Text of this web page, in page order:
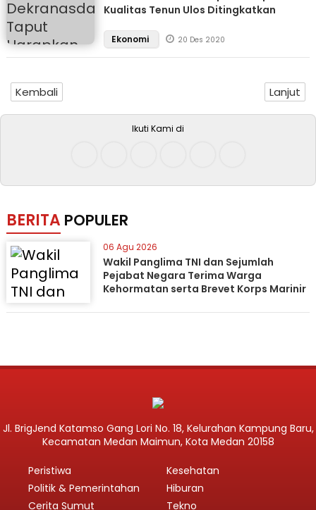
Kualitas Tenun Ulos Ditingkatkan
Ekonomi 20 Des 2020
Kembali Lanjut
Ikuti Kami di
BERITA POPULER
06 Agu 2026
Wakil Panglima TNI dan Sejumlah
Pejabat Negara Terima Warga
Kehormatan serta Brevet Korps Marinir
Jl. BrigJend Katamso Gang Lori No. 18, Kelurahan Kampung Baru,
Kecamatan Medan Maimun, Kota Medan 20158
Peristiwa
Politik & Pemerintahan
Cerita Sumut
Kesehatan
Hiburan
Tekno